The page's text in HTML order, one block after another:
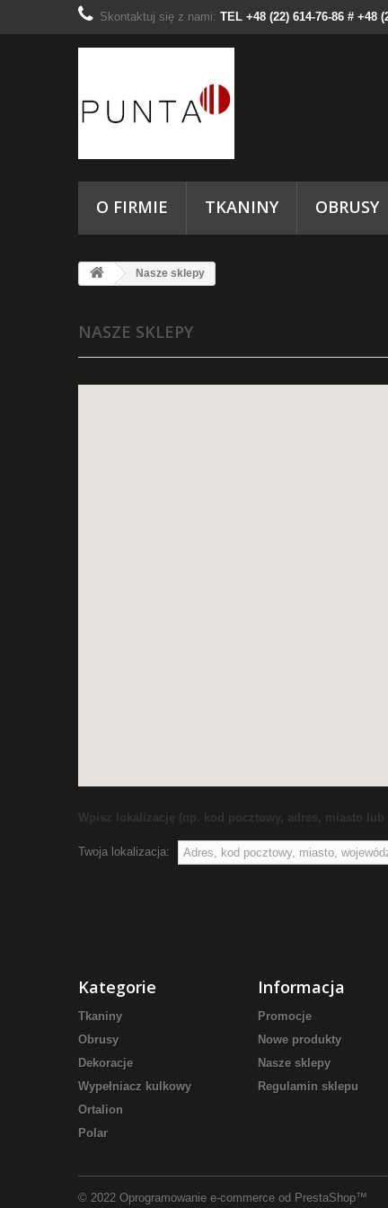
Skontaktuj się z nami: TEL +48 (22) 614-76-86 # +48
O FIRMIE TKANINY OBRUSY
Nasze sklepy
NASZE SKLEPY
Wpisz lokalizację (np. kod pocztowy, adres, miasto
Twoja lokalizacja:
Kategorie
Tkaniny
Obrusy
Dekoracje
Wypełniacz kulkowy
Ortalion
Polar
Informacja
Promocje
Nowe produkty
Nasze sklepy
Regulamin sklepu
© 2022 Oprogramowanie e-commerce od PrestaShop™